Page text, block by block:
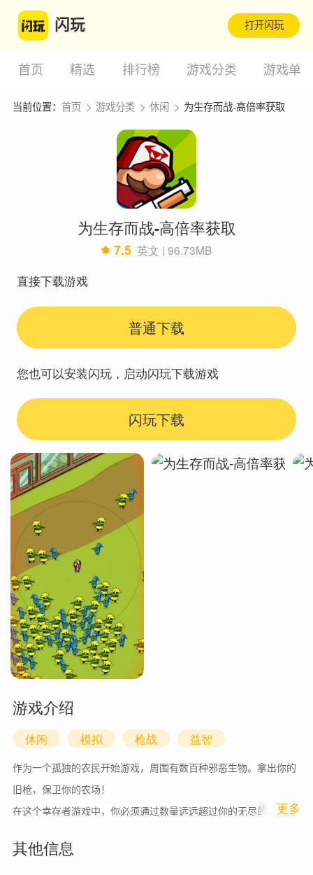
闪玩 打开闪玩
首页 精选 排行榜 游戏分类 游戏单
当前位置： 首页 游戏分类 休闲 为生存而战-高倍率获取
为生存而战-高倍率获取
7.5 英文 | 96.73MB
直接下载游戏
普通下载
您也可以安装闪玩，启动闪玩下载游戏
闪玩下载
游戏介绍
休闲 模拟 枪战 益智
作为一个孤独的农民开始游戏，周围有数百种邪恶生物。拿出你的
旧枪，保卫你的农场！
在这个幸存者游戏中，你必须通过数量远远超过你的无尽的不死生
组合强大的特权来击败成群的僵尸
1 更多
其他信息